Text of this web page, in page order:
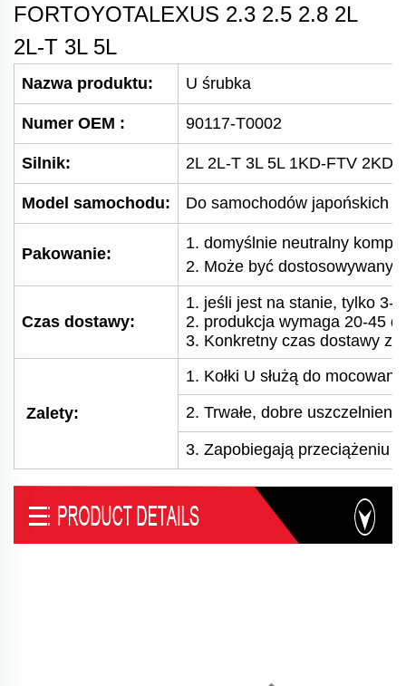
FORTOYOTALEXUS 2.3 2.5 2.8 2L
2L-T 3L 5L
Nazwa produktu: U śrubka
Numer OEM : 90117-T0002
Silnik: 2L 2L-T 3L 5L 1KD-FTV 2KD-
Model samochodu: Do samochodów japońskich
Pakowanie:
1. domyślnie neutralny
2. Może być dostosowywany
Czas dostawy:
1. jeśli jest na stanie, tylko 3-
2. produkcja wymaga 20-45
3. Konkretny czas dostawy
Zalety:
1. Kołki U służą do
2. Trwałe, dobre uszczelnienie
3. Zapobiegają przeciążeniu